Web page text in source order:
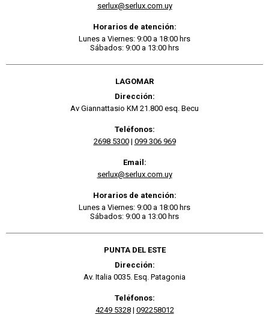
serlux@serlux.com.uy
Horarios de atención:
Lunes a Viernes: 9:00 a 18:00 hrs
Sábados: 9:00 a 13:00 hrs
LAGOMAR
Dirección:
Av Giannattasio KM 21.800 esq. Becu
Teléfonos:
2698 5300| 099 306 969
Email:
serlux@serlux.com.uy
Horarios de atención:
Lunes a Viernes: 9:00 a 18:00 hrs
Sábados: 9:00 a 13:00 hrs
PUNTA DEL ESTE
Dirección:
Av. Italia 0035. Esq. Patagonia
Teléfonos:
4249 5328| 092258012